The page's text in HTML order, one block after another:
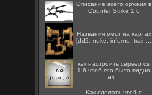
Описание всего оружия в
Counter Strike 1.6
Названия мест на картах
[dd2, nuke, inferno, train...
как настроить сервер cs
1.6 чтоб его было видно
из...
Как сделать чтоб с